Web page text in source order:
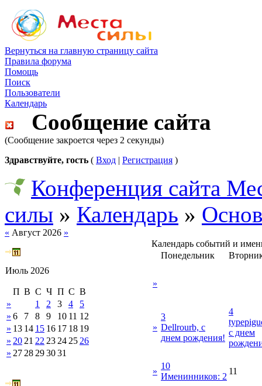
Вернуться на главную страницу сайта
Правила форума
Помощь
Поиск
Пользователи
Календарь
Сообщение сайта
(Сообщение закроется через 2 секунды)
Здравствуйте, гость ( Вход | Регистрация )
Конференция сайта
силы » Календарь »
« Август 2026 »
Июль 2026
П В С Ч П С В
»
1 2 3 4
5
» 6 7 8 9 10 11 12
» 13 14 15 16 17 18 19
» 20 21 22 23 24 25 26
» 27 28 293031
Календарь событий и
Понедельник
»
»
3
Dellrourb, с
днем рождения!
4
с днем
»
10
Именинников: 2
11